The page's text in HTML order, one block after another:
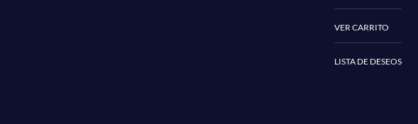
VER CARRITO
LISTA DE DESEOS